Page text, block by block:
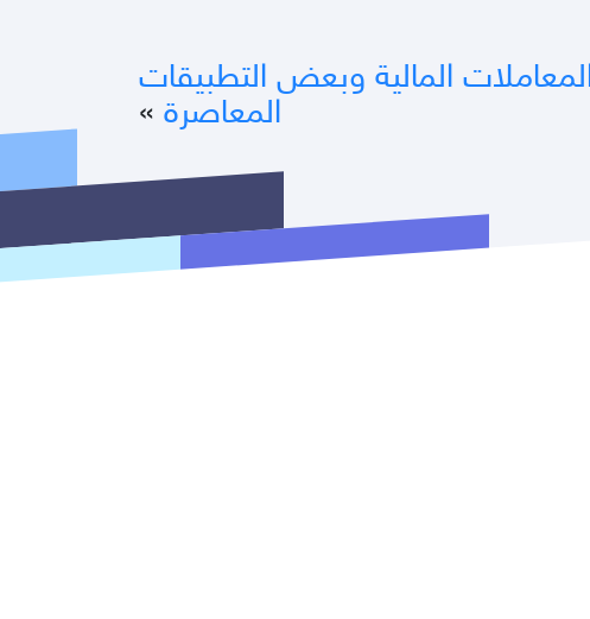
المالية وبعض التطبيقات
المعاصرة »